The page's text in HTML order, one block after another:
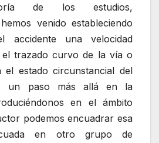
de los estudios,
venido estableciendo
accidente una velocidad
el trazado curvo de la vía o
estado circunstancial del
un paso más allá en la
en el ámbito
podemos encuadrar esa
en otro grupo de